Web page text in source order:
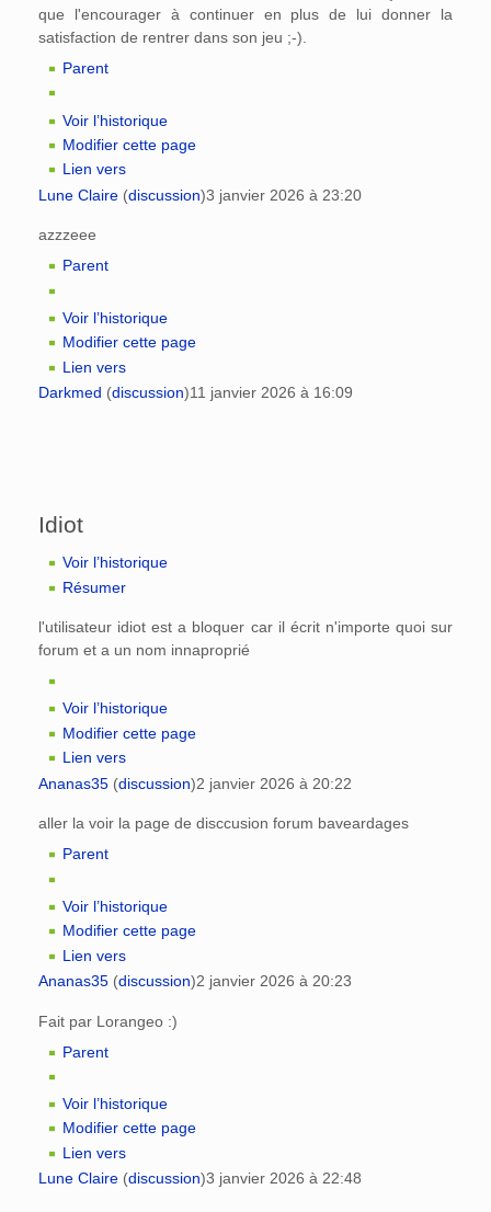
que l'encourager à continuer en plus de lui donner la
satisfaction de rentrer dans son jeu ;-).
Parent
Voir l’historique
Modifier cette page
Lien vers
Lune Claire (discussion)3 janvier 2026 à 23:20
azzzeee
Parent
Voir l’historique
Modifier cette page
Lien vers
Darkmed (discussion)11 janvier 2026 à 16:09
Idiot
Voir l’historique
Résumer
l'utilisateur idiot est a bloquer car il écrit n'importe quoi sur
forum et a un nom innaproprié
Voir l’historique
Modifier cette page
Lien vers
Ananas35 (discussion)2 janvier 2026 à 20:22
aller la voir la page de disccusion forum baveardages
Parent
Voir l’historique
Modifier cette page
Lien vers
Ananas35 (discussion)2 janvier 2026 à 20:23
Fait par Lorangeo :)
Parent
Voir l’historique
Modifier cette page
Lien vers
Lune Claire (discussion)3 janvier 2026 à 22:48